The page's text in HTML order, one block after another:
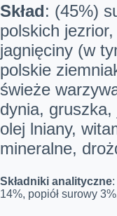
Skład: (45%)
polskich
jagnięciny (w
polskie
świeże
dynia, gruszka,
olej lniany,
mineralne,
Składniki analityczne
14%, popiół surowy